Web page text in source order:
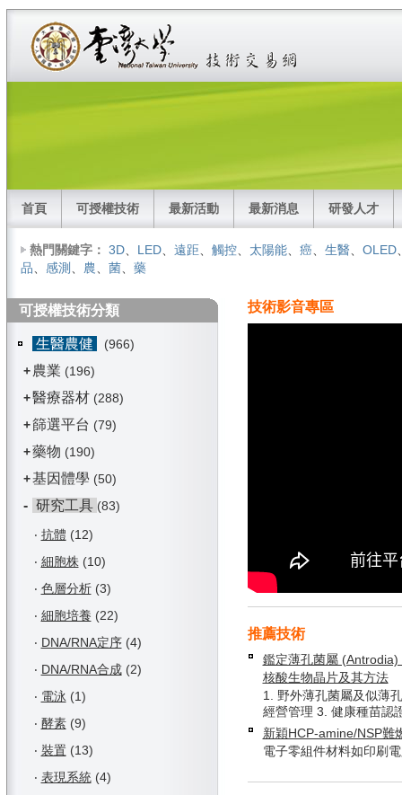
首頁 可授權技術 最新活動 最新消息 研發人才
熱門關鍵字： 3D、 LED、 遠距、 觸控、 太陽能、 癌、 生醫、 OLED
品、 感測 、 農、 菌、 藥
可授權技術分類
生醫農健
(966)
+ 農業 (196)
+醫療器材 (288)
+篩選平台 (79)
+藥物 (190)
+基因體學 (50)
- 研究工具 (83)
‧ 抗體 (12)
‧ 細胞株(10)
‧ 色層分析(3)
‧ 細胞培養 (22)
‧ DNA/RNA定序(4)
‧ DNA/RNA合成(2)
‧ 電泳 (1)
‧ 酵素(9)
‧ 裝置(13)
‧ 表現系統(4)
技術影音專區
推薦技術
鑑定薄孔菌屬
核酸生物晶片及其方法
1. 野外薄孔菌屬及似薄
經營管理 3. 健康種苗認
新穎HCP-amine/NSP難
電子零組件材料如印刷